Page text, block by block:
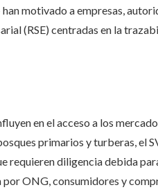
motivado a empresas,
(RSE) centradas en la
en el acceso a los
primarios y turberas, el
requieren diligencia debida
ONG, consumidores y